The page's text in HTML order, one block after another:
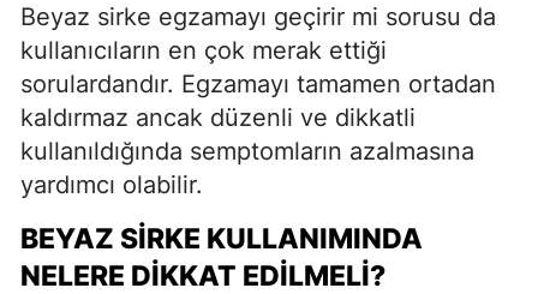
Beyaz sirke egzamayı geçirir mi sorusu da
kullanıcıların en çok merak ettiği
sorulardandır. Egzamayı tamamen ortadan
kaldırmaz ancak düzenli ve dikkatli
kullanıldığında semptomların azalmasına
yardımcı olabilir.
BEYAZ SIRKE KULLANIMINDA
NELERE DIKKAT EDILMELI?